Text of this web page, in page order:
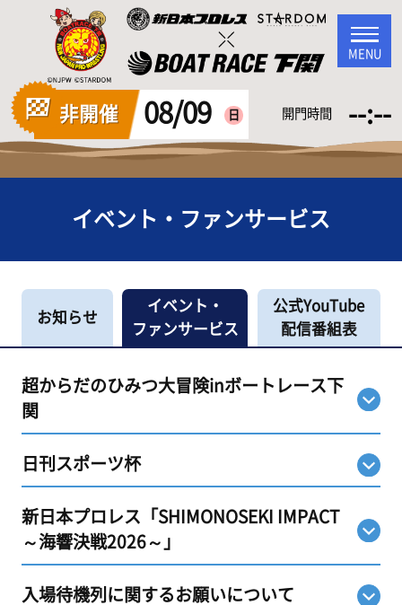
MENU
非開催 08/09 日 開門時間 --:--
イベント・ファンサービス
お知らせ
イベント・
ファンサービス
公式YouTube
配信番組表
超からだのひみつ大冒険inボートレース下
関
日刊スポーツ杯
新日本プロレス「SHIMONOSEKI IMPACT
～海響決戦2026～」
入場待機列に関するお願いについて